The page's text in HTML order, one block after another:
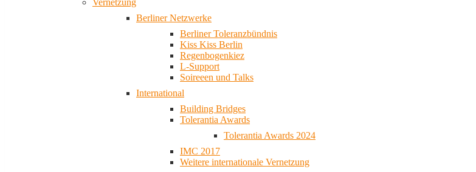
Vernetzung
Berliner Netzwerke
Berliner Toleranzbündnis
Kiss Kiss Berlin
Regenbogenkiez
L-Support
Soireeen und Talks
International
Building Bridges
Tolerantia Awards
Tolerantia Awards 2024
IMC 2017
Weitere internationale Vernetzung